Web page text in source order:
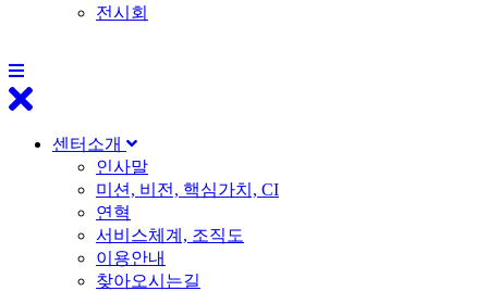
전시회
센터소개
인사말
미션, 비전, 핵심가치, CI
연혁
서비스체계, 조직도
이용안내
찾아오시는길